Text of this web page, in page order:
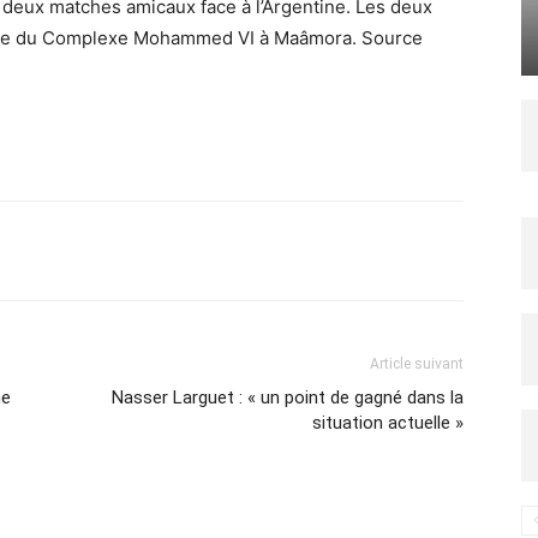
matches amicaux face à l’Argentine. Les deux
Complexe Mohammed VI à Maâmora. Source
Article suivant
Nasser Larguet : « un point de gagné dans la
situation actuelle »